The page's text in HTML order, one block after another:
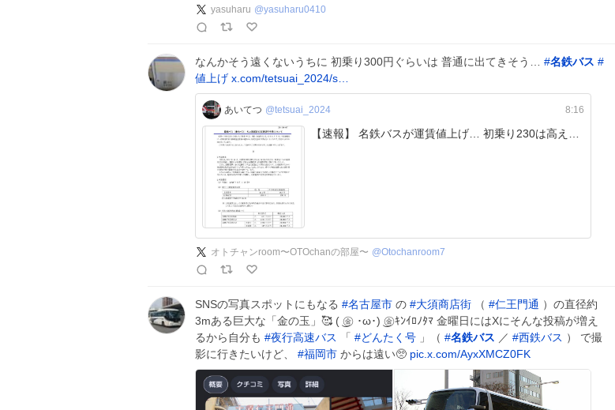
yasuharu @yasuharu0410
なんかそう遠くないうちに 初乗り300円ぐらいは 普通に出てきそう… #名鉄バス #
値上げ x.com/tetsuai_2024/s…
あいてつ @tetsuai_2024 8:16
【速報】 名鉄バスが運賃値上げ… 初乗り230は高え…
オトチャンroom〜OTOchanの部屋〜 @Otochanroom7
SNSの写真スポットにもなる #名古屋市 の #大須商店街 （ #仁王門通 ）の直径約
3mある巨大な「金の玉」🥰 ( ͜㊎ ･ω･) ͜㊎ｷﾝｲﾛﾉﾀﾏ 金曜日にはXにそんな投稿が増え
るから自分も #夜行高速バス 「 #どんたく号 」（ #名鉄バス ／ #西鉄バス ） で撮
影に行きたいけど、 #福岡市 からは遠い🥺 pic.x.com/AyxXMCZ0FK